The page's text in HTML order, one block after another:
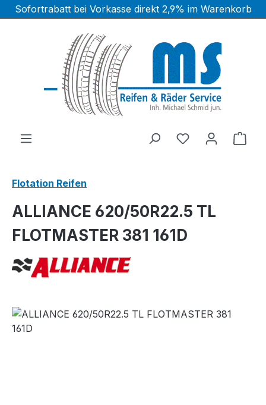
Zum Hauptinhalt springen
Sofortrabatt bei Vorkasse direkt 2,9% im Warenkorb
Flotation Reifen
ALLIANCE 620/50R22.5 TL
FLOTMASTER 381 161D
Bildergalerie überspringen